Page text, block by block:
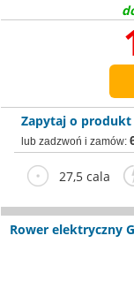
Zapytaj o produkt
lub zadzwoń i zamów:
27,5 cala
Rower elektryczny